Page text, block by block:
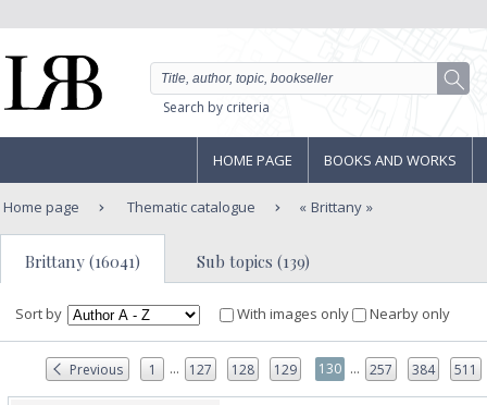
Search by criteria
HOME PAGE BOOKS AND WORKS
Home page Thematic catalogue Brittany
Brittany (16041) Sub topics (139)
Sort by With images only Nearby only
Previous 1 ... 127 128 129 130 ... 257 384 511